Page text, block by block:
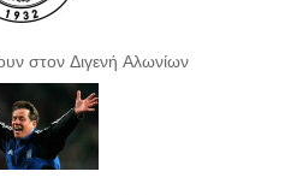
στον Διγενή Αλωνίων